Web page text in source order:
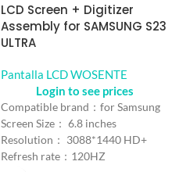
LCD Screen + Digitizer
Assembly for SAMSUNG S23
ULTRA
Pantalla LCD WOSENTE
Login to see prices
Compatible brand：for Samsung
Screen Size： 6.8 inches
Resolution： 3088*1440 HD+
Refresh rate：120HZ